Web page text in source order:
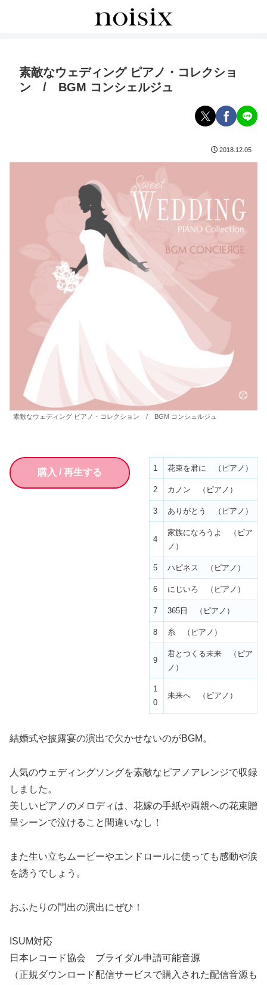
素敵なウェディング ピアノ・コレクショ
ン / BGM コンシェルジュ
2018.12.05
素敵なウェディング ピアノ・コレクション / BGM コンシェルジュ
購入 / 再生する 1 花束を君に （ピアノ）
2 カノン （ピアノ）
3 ありがとう （ピアノ）
4
家族になろうよ （ピア
ノ）
5 ハピネス （ピアノ）
6 にじいろ （ピアノ）
7 365日 （ピアノ）
8 糸 （ピアノ）
9
君とつくる未来 （ピア
ノ）
1
0
未来へ （ピアノ）
結婚式や披露宴の演出で欠かせないのがBGM。
人気のウェディングソングを素敵なピアノアレンジで収録
しました。
美しいピアノのメロディは、花嫁の手紙や両親への花束贈
呈シーンで泣けること間違いなし！
また生い立ちムービーやエンドロールに使っても感動や涙
を誘うでしょう。
おふたりの門出の演出にぜひ！
ISUM対応
日本レコード協会 ブライダル申請可能音源
（正規ダウンロード配信サービスで購入された配信音源も